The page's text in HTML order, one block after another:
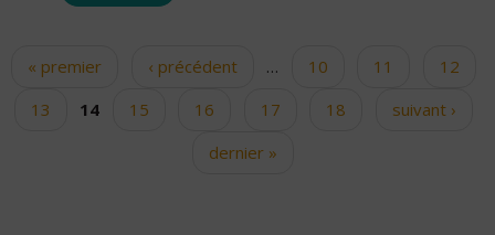
Pages
« premier ‹ précédent … 10 11
12
13
14 15 16 17 18
suivant ›
dernier »